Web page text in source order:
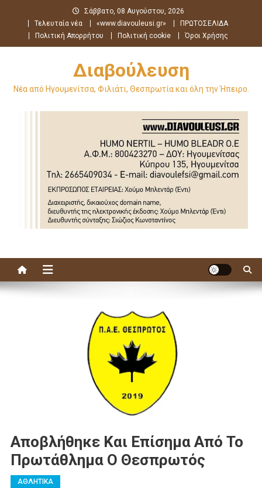
περιεχόμενο
Σάββατο, 08 Αυγούστου, 2026
Τελευταία νέα
«www.diavouleusi.gr»
ΠΡΩΤΟΣΕΛΙΔΑ
Πολιτική Απορρήτου
Πολιτική cookie Όροι Χρήσης
Διαβούλευση
Νέα από Ηγουμενίτσα, Φιλιάτι, Θεσπρωτία και όλη την Ήπειρο.
Αποβλήθηκε Και Επίσημα Από Το
Πρωτάθλημα Ο Θεσπρωτός
ΑΘΛΗΤΙΚΑ